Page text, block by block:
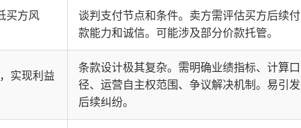
买方风
谈判支付节点和条件。卖方需评估买方后续付
款能力和诚信。可能涉及部分价款托管。
实现利益
条款设计极其复杂。需明确业绩指标、计算口
径、运营自主权范围、争议解决机制。易引发
后续纠纷。